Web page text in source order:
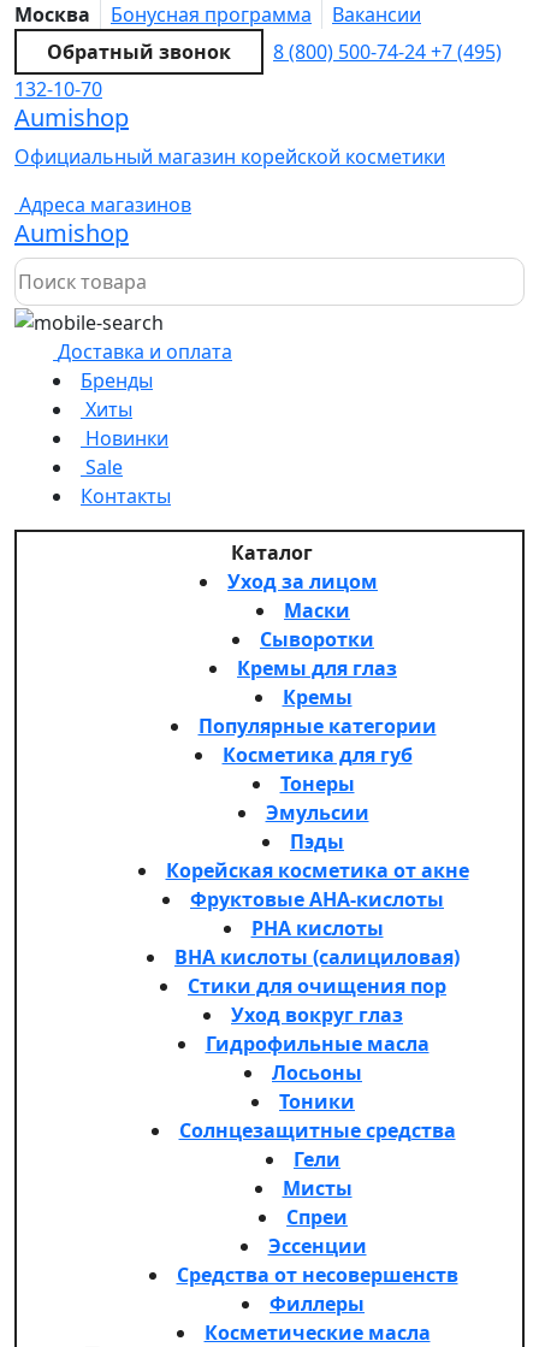
Москва Бонусная программа
Вакансии
Обратный звонок
8 (800) 500-74-24+7 (495)
132-10-70
Aumishop
Официальный магазин корейской косметики
Адреса магазинов
Aumishop
Доставка и оплата
Бренды
Хиты
Новинки
Sale
Контакты
Каталог
Уход за лицом
Маски
Сыворотки
Кремы для глаз
Кремы
Популярные категории
Косметика для губ
Тонеры
Эмульсии
Пэды
Корейская косметика от акне
Фруктовые AHA-кислоты
PHA кислоты
BHA кислоты (салициловая)
Стики для очищения пор
Уход вокруг глаз
Гидрофильные масла
Лосьоны
Тоники
Солнцезащитные средства
Гели
Мисты
Спреи
Эссенции
Средства от несовершенств
Филлеры
Косметические масла